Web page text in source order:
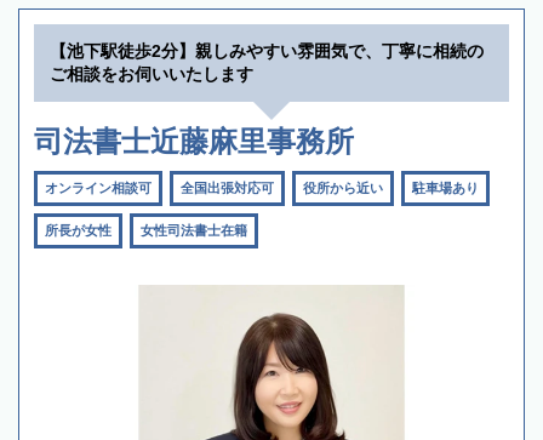
【池下駅徒歩2分】親しみやすい雰囲気で、丁寧に相続の
ご相談をお伺いいたします
司法書士近藤麻里事務所
オンライン相談可 全国出張対応可 役所から近い 駐車場あり
所長が女性 女性司法書士在籍